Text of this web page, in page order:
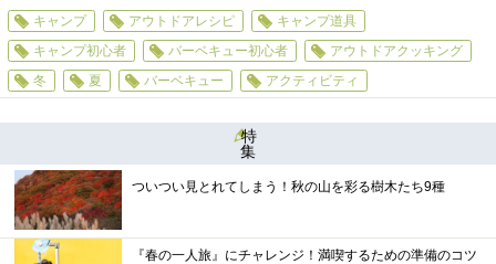
キャンプ アウトドアレシピ
キャンプ道具
キャンプ初心者
バーベキュー初心者
アウトドアクッキング
冬
夏 バーベキュー アクティビティ
特
集
ついつい見とれてしまう！秋の山を彩る樹木たち9種
『春の一人旅』にチャレンジ！満喫するための準備のコツ